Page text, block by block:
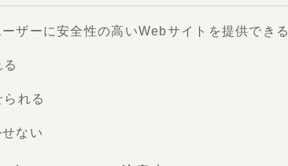
ザーに安全性の高いWebサイトを提供できる
れる
ない